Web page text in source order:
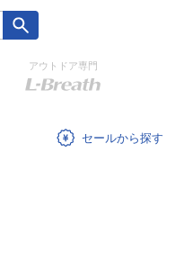
アウトドア専門
セール